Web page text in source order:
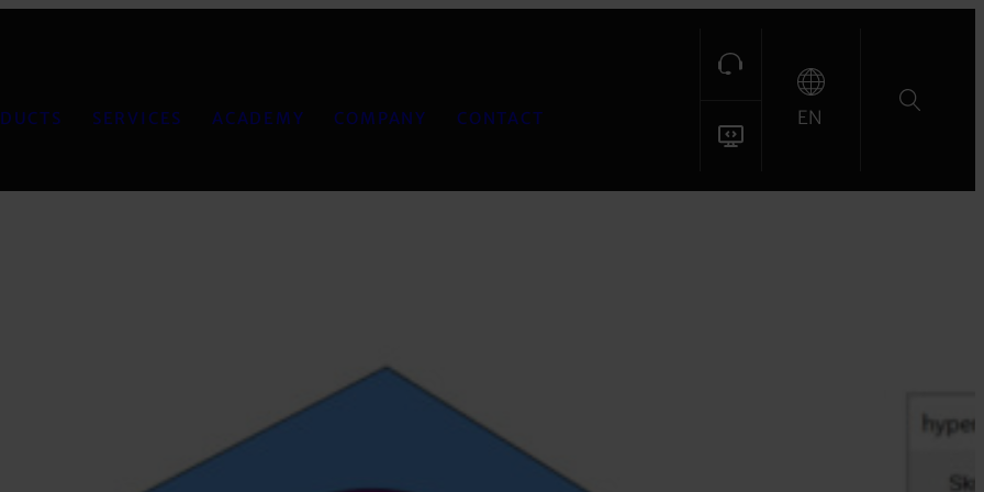
SERVICES ACADEMY COMPANY CONTACT EN